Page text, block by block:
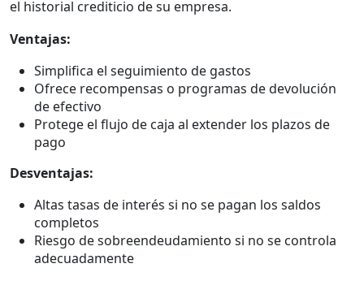
el historial crediticio de su empresa.
Ventajas:
Simplifica el seguimiento de gastos
Ofrece recompensas o programas de devolución
de efectivo
Protege el flujo de caja al extender los plazos de
pago
Desventajas:
Altas tasas de interés si no se pagan los saldos
completos
Riesgo de sobreendeudamiento si no se controla
adecuadamente